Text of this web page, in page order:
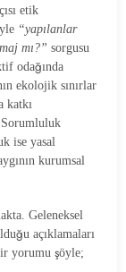
etik
“yapılanlar
mı?” sorgusu
odağında
ekolojik sınırlar
katkı
Sorumluluk
ise yasal
kurumsal
Geleneksel
açıklamaları
yorumu şöyle;